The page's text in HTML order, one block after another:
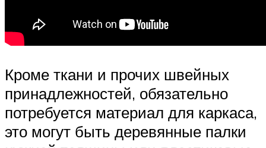
Кроме ткани и прочих швейных
принадлежностей, обязательно
потребуется материал для каркаса,
это могут быть деревянные палки